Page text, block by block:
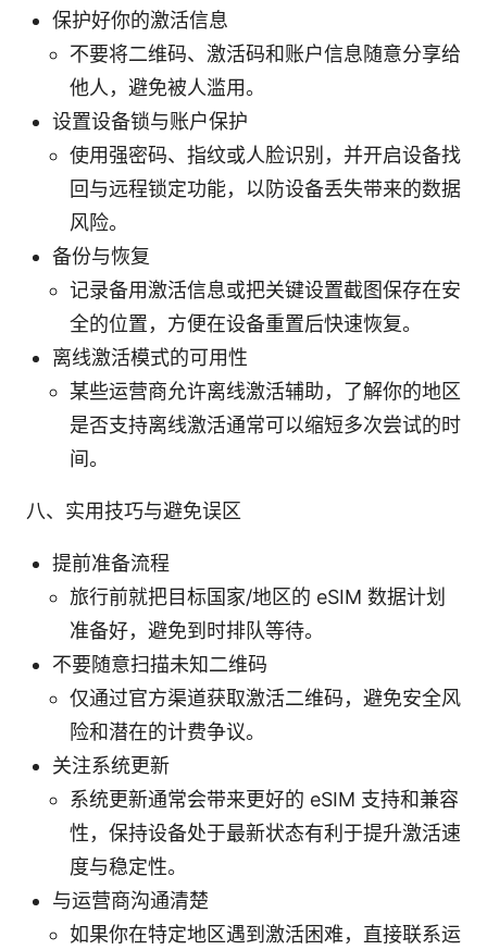
保护好你的激活信息
不要将二维码、激活码和账户信息随意分享给
他人，避免被人滥用。
设置设备锁与账户保护
使用强密码、指纹或人脸识别，并开启设备找
回与远程锁定功能，以防设备丢失带来的数据
风险。
备份与恢复
记录备用激活信息或把关键设置截图保存在安
全的位置，方便在设备重置后快速恢复。
离线激活模式的可用性
某些运营商允许离线激活辅助，了解你的地区
是否支持离线激活通常可以缩短多次尝试的时
间。
八、实用技巧与避免误区
提前准备流程
旅行前就把目标国家/地区的 eSIM 数据计划
准备好，避免到时排队等待。
不要随意扫描未知二维码
仅通过官方渠道获取激活二维码，避免安全风
险和潜在的计费争议。
关注系统更新
系统更新通常会带来更好的 eSIM 支持和兼容
性，保持设备处于最新状态有利于提升激活速
度与稳定性。
与运营商沟通清楚
如果你在特定地区遇到激活困难，直接联系运